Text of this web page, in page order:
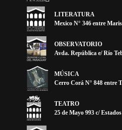
LITERATURA
Mexico N° 346 entre
OBSERVATORIO
Avda. República e/ Río
MÚSICA
Cerro Corá N° 848 entre
TEATRO
25 de Mayo 993 c/